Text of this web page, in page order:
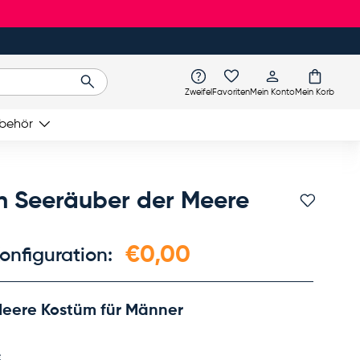
Suchen
Zweifel FavoritenMein KontoMein Korb
Seeräuber der Meere
€0,00
Kostüm für Männer